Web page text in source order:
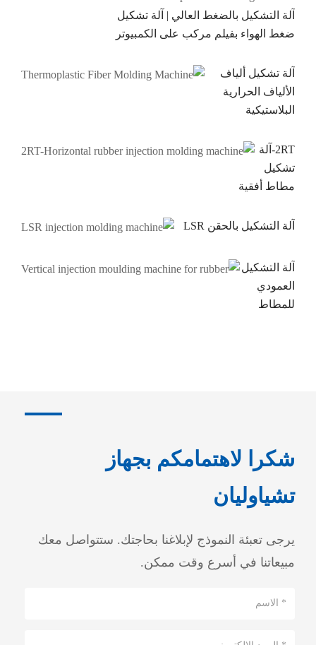
آلة التشكيل بالضغط العالي | آلة تشكيل
ضغط الهواء بفيلم مركب على الكمبيوتر
آلة تشكيل ألياف
الألياف الحرارية
البلاستيكية
2RT-آلة
تشكيل
مطاط أفقية
آلة التشكيل بالحقن LSR
آلة التشكيل
العمودي
للمطاط
شكرا لاهتمامكم بجهاز
تشياوليان
يرجى تعبئة النموذج لإبلاغنا بحاجتك. ستتواصل معك
مبيعاتنا في أسرع وقت ممكن.